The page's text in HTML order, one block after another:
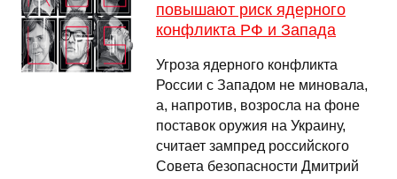
повышают риск ядерного
конфликта РФ и Запада
Угроза ядерного конфликта
России с Западом не миновала,
а, напротив, возросла на фоне
поставок оружия на Украину,
считает зампред российского
Совета безопасности Дмитрий